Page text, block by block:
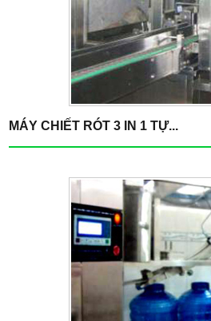
MÁY CHIẾT RÓT 3 IN 1 TỰ...